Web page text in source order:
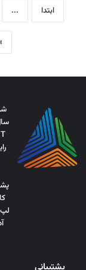
ابتدا ...
پشتیبانی